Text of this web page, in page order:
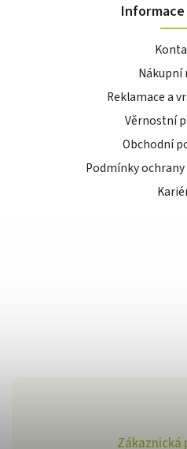
Zákaznická
Nákupní
Reklamace a
Věrnostní
Obchodní
Podmínky